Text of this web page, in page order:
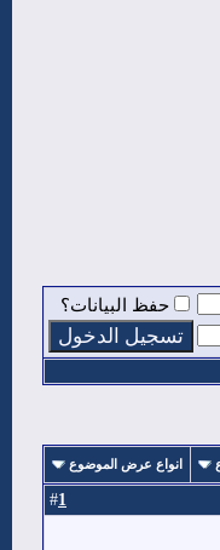
حفظ البيانات؟
انواع عرض الموضوع
1